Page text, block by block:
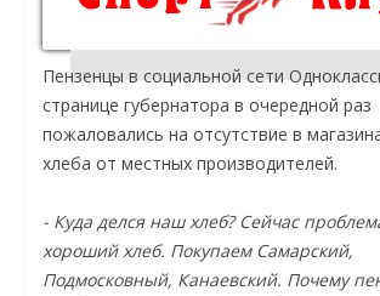
Пензенцы в социальной сети
странице губернатора в очередной раз
пожаловались на отсутствие в
хлеба от местных производителей.
- Куда делся наш хлеб? Сейчас
хороший хлеб. Покупаем Самарский,
Подмосковный, Канаевский. Почему